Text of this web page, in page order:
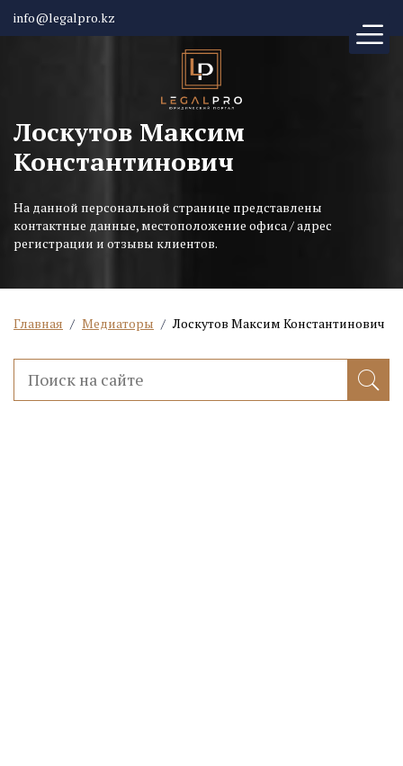
info@legalpro.kz
Лоскутов Максим
Константинович
На данной персональной странице представлены
контактные данные, местоположение офиса / адрес
регистрации и отзывы клиентов.
Главная / Медиаторы / Лоскутов Максим Константинович